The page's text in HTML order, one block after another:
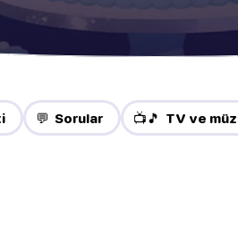
💬 Sorular 📺🎵 TV ve